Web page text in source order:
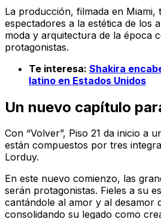
La producción, filmada en Miami,
espectadores a la estética de los
moda y arquitectura de la época
protagonistas.
Te interesa: Shakira
latino en Estados Unidos
Un nuevo capítulo
Con “Volver”, Piso 21 da inicio a
están compuestos por tres
Lorduy.
En este nuevo comienzo, las
serán protagonistas. Fieles a su
cantándole al amor y al desamor
consolidando su legado como